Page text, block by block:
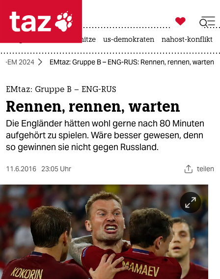
 taz zahl ich
taz zahl ich
themen
politik
öko
gesellschaft
sport
berlin
nord
wahrheit

taz zahl ich
hitze us-demokraten nahost-konflikt
EM 2024 EMtaz: Gruppe B – ENG-RUS: Rennen, rennen, warten
EMtaz: Gruppe B – ENG-RUS
Rennen, rennen, warten
Die Engländer hätten wohl gerne nach 80 Minuten
aufgehört zu spielen. Wäre besser gewesen, denn
so gewinnen sie nicht gegen Russland.
11.6.2016 23:05 Uhr teilen